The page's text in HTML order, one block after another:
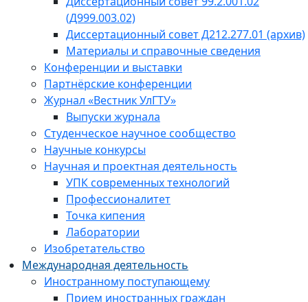
(Д999.003.02)
Диссертационный совет Д212.277.01 (архив)
Материалы и справочные сведения
Конференции и выставки
Партнёрские конференции
Журнал «Вестник УлГТУ»
Выпуски журнала
Студенческое научное сообщество
Научные конкурсы
Научная и проектная деятельность
УПК современных технологий
Профессионалитет
Точка кипения
Лаборатории
Изобретательство
Международная деятельность
Иностранному поступающему
Прием иностранных граждан